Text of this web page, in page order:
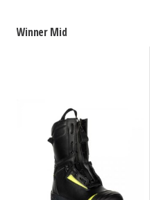
Winner Mid